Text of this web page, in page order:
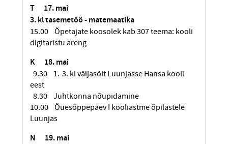
T
17. mai
3. kl tasemetöö - matemaatika
15.00 Õpetajate koosolek kab 307 teema: kooli
digitaristu areng
K 18. mai
9.30 1.-3. kl väljasõit Luunjasse Hansa kooli
eest
8.30 Juhtkonna nõupidamine
10.00 Õuesõppepäev I kooliastme õpilastele
Luunjas
N
19. mai